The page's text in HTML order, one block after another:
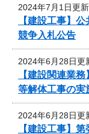
2024年7月1日更新
【建設工事】
競争入札公告
2024年6月28日更
【建設関連業
等解体工事の実
2024年6月28日更
【建設工事】